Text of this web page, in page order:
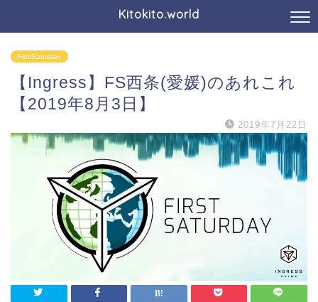
Kitokito.world
FirstSaturday
【Ingress】FS西条(愛媛)のあれこれ
【2019年8月3日】
2019年7月22日